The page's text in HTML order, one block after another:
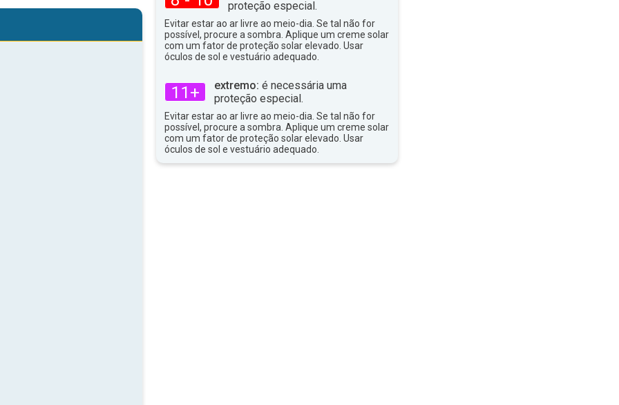
2
1
proteção especial.
Evitar estar ao ar livre ao meio-dia. Se tal não for
possível, procure a sombra. Aplique um creme solar
com um fator de proteção solar elevado. Usar
óculos de sol e vestuário adequado.
11+ extremo: é necessária uma
proteção especial.
Evitar estar ao ar livre ao meio-dia. Se tal não for
possível, procure a sombra. Aplique um creme solar
com um fator de proteção solar elevado. Usar
óculos de sol e vestuário adequado.